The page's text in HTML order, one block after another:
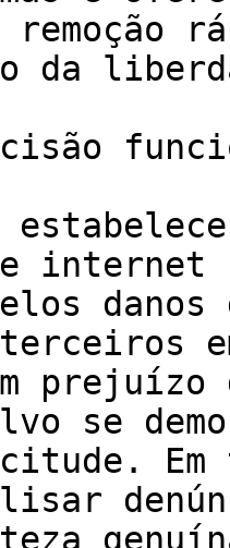
da
internet
danos
se
Em